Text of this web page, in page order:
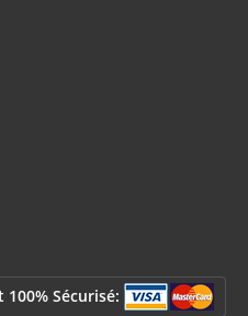
100% Sécurisé: